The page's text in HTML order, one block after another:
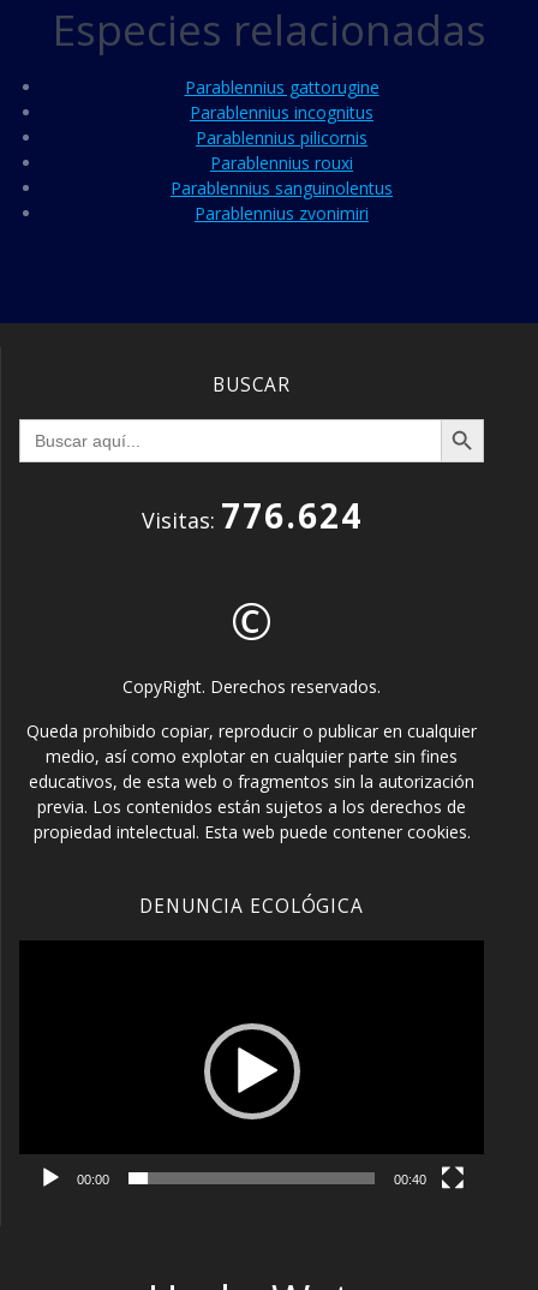
Especies relacionadas
Parablennius gattorugine
Parablennius incognitus
Parablennius pilicornis
Parablennius rouxi
Parablennius sanguinolentus
Parablennius zvonimiri
BUSCAR
Buscar: Botón de búsqueda
Visitas: 776.624
©
CopyRight. Derechos reservados.
Queda prohibido copiar, reproducir o publicar en cualquier
medio, así como explotar en cualquier parte sin fines
educativos, de esta web o fragmentos sin la autorización
previa. Los contenidos están sujetos a los derechos de
propiedad intelectual. Esta web puede contener cookies.
DENUNCIA ECOLÓGICA
00:00 00:40